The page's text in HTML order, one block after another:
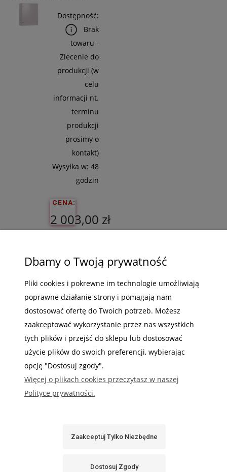
Do
Koszyka
Dostępność:
Brak
towaru -
Zlecenie do
produkcji (w
celu
informacji nt.
terminu
produkcji
prosimy o
kontakt)
Wysyłka w: 48
godzin
CENA:
2 003,00 zł
Do
Szybka realizacja
nawet tego samego
dnia
Super obsługa
szybki kontakt
Dbamy o Twoją prywatność
Pliki cookies i pokrewne im technologie umożliwiają
poprawne działanie strony i pomagają nam
dostosować ofertę do Twoich potrzeb. Możesz
zaakceptować wykorzystanie przez nas wszystkich
tych plików i przejść do sklepu lub dostosować
użycie plików do swoich preferencji, wybierając
opcję "Dostosuj zgody".
Więcej o plikach cookies przeczytasz w naszej
Polityce prywatności.
Zaakceptuj Tylko Niezbędne
Dostosuj Zgody